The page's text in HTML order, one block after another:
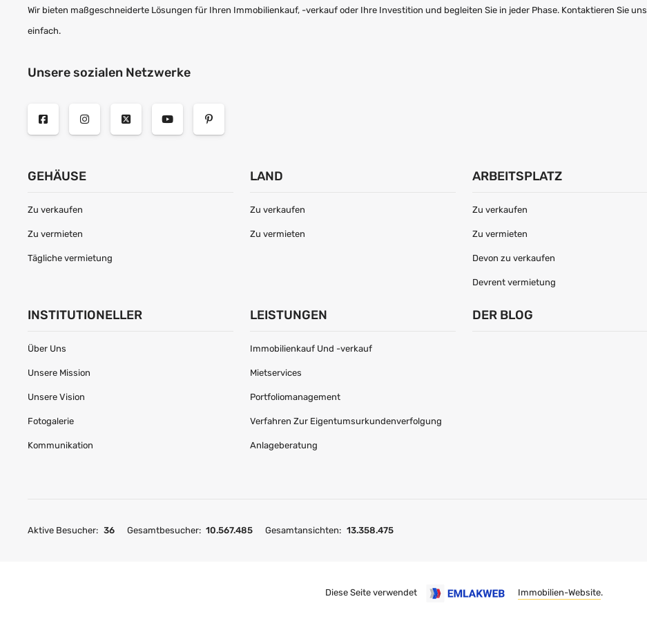
Wir bieten maßgeschneiderte Lösungen für Ihren Immobilienkauf, -verkauf oder Ihre Investition und begleiten Sie in jeder Phase. Kontaktieren Sie uns
einfach.
Unsere sozialen Netzwerke
GEHÄUSE
Zu verkaufen
Zu vermieten
Tägliche vermietung
LAND
Zu verkaufen
Zu vermieten
ARBEITSPLATZ
Zu verkaufen
Zu vermieten
Devon zu verkaufen
Devrent vermietung
INSTITUTIONELLER
Über Uns
Unsere Mission
Unsere Vision
Fotogalerie
Kommunikation
LEISTUNGEN
Immobilienkauf Und -verkauf
Mietservices
Portfoliomanagement
Verfahren Zur Eigentumsurkundenverfolgung
Anlageberatung
DER BLOG
Aktive Besucher: 36 Gesamtbesucher: 10.567.485 Gesamtansichten: 13.358.475
Diese Seite verwendet Immobilien-Website.